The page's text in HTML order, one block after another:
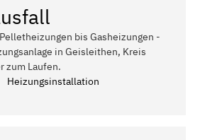
bis Gasheizungen -
in Geisleithen, Kreis
zum Laufen.
Heizungsinstallation